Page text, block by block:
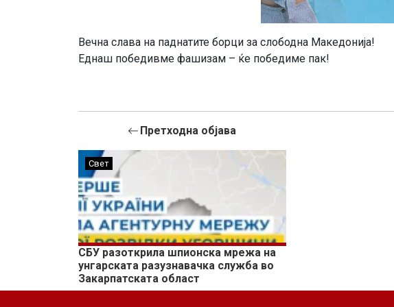
Вечна слава на паднатите борци за слободна Македонија!
Еднаш победивме фашизам – ќе победиме пак!
Претходна објава
Свет
СБУ разоткрила шпионска мрежа на
унгарската разузнавачка служба во
Закарпатската област